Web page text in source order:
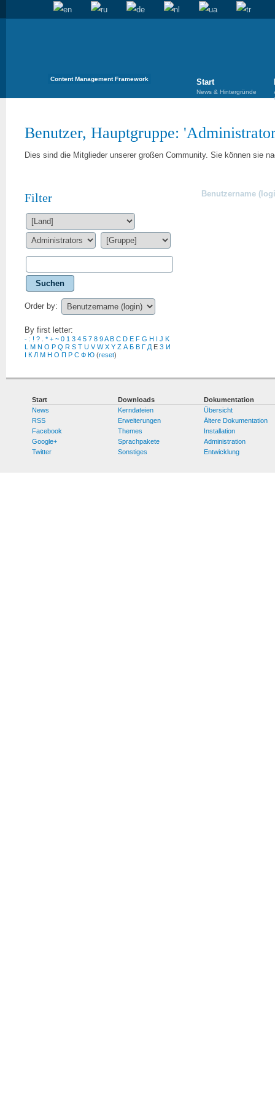
Content Management Framework Start
News & Hintergründe
Benutzer, Hauptgruppe: '
Dies sind die Mitglieder unserer großen Community. Sie können sie
Filter
Suchen
Order by:
By first letter:
- : ! ? * + ~ 0 1 3 4 5 7 8 9A B C D E F G H J K
M N O P Q R S T U V W X Y Z А Б В Г Д Е З И
К Л М Н О П Р С Ф Ю (reset)
Benutzername
Start
News
RSS
Facebook
Google+
Twitter
Downloads
Kerndateien
Erweiterungen
Themes
Sprachpakete
Sonstiges
Dokumentation
Übersicht
Ältere Dokumentation
Installation
Administration
Entwicklung